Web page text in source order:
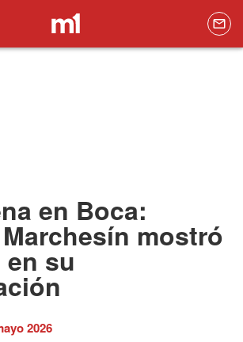
en Boca:
mostró
en su
2026